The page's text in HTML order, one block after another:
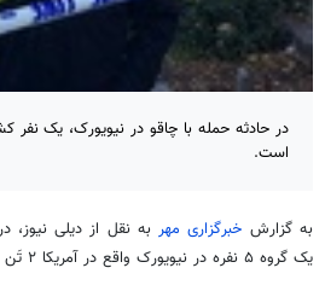
در حادثه حمله با چاقو در نیویورک، یک
است.
به گزارش خبرگزاری مهر
یک گروه ۵ نفره در نیویورک واقع در آمریکا ۲ تَن کشته و زخمی شدند.